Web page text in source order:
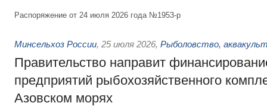
Распоряжение от 24 июля 2026 года №1953-р
Минсельхоз России, 25 июля 2026, Рыболовство,
Правительство направит
предприятий рыбохозяйственного
Азовском морях